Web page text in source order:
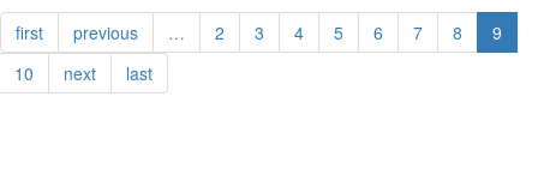
construirá
4
nuevas
viviendas
first previous … 2 3 4 5 6 7 8
9
10
next last